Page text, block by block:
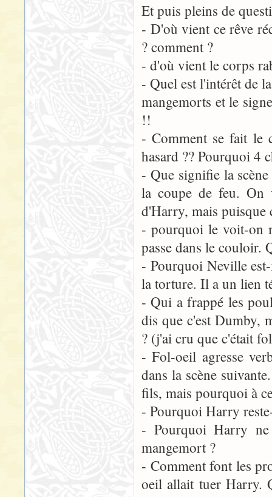
Et puis pleins de
- D'où vient ce rêve
? comment ?
- d'où vient le corps
- Quel est l'intérêt de
mangemorts et le
!!
- Comment se fait le
hasard ?? Pourquoi 4
- Que signifie la
la coupe de feu. On
d'Harry, mais puisque
- pourquoi le voit-on
passe dans le couloir.
- Pourquoi Neville
la torture. Il a un lien
- Qui a frappé les
dis que c'est Dumby,
? (j'ai cru que c'était
- Fol-oeil agresse
dans la scène
fils, mais pourquoi à
- Pourquoi Harry
- Pourquoi Harry
mangemort ?
- Comment font les
oeil allait tuer Harry.